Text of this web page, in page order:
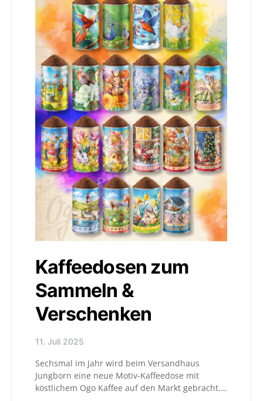
Kaffeedosen zum
Sammeln &
Verschenken
11. Juli 2025
Sechsmal im Jahr wird beim Versandhaus
Jungborn eine neue Motiv-Kaffeedose mit
köstlichem Ogo Kaffee auf den Markt gebracht.…